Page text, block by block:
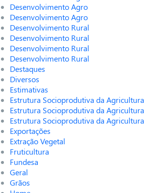
Desenvolvimento Agro
Desenvolvimento Agro
Desenvolvimento Rural
Desenvolvimento Rural
Desenvolvimento Rural
Desenvolvimento Rural
Destaques
Diversos
Estimativas
Estrutura Socioprodutiva da Agricultura
Estrutura Socioprodutiva da Agricultura
Estrutura Socioprodutiva da Agricultura
Exportações
Extração Vegetal
Fruticultura
Fundesa
Geral
Grãos